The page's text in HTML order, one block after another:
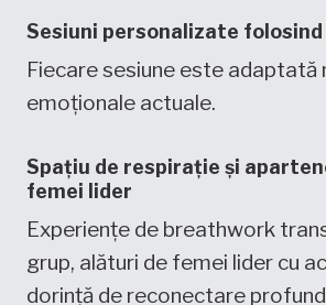
Sesiuni personalizate
Fiecare sesiune este adaptată
emoționale actuale.
Spațiu de respirație și
femei lider
Experiențe de breathwork
grup, alături de femei lider cu
dorință de reconectare